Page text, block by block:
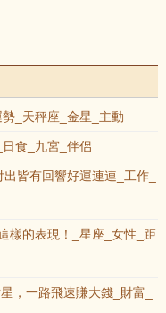
_天秤座_金星_主動
食_九宮_伴侶
皆有回響好運連連_工作_
樣的表現！_星座_女性_距
，一路飛速賺大錢_財富_